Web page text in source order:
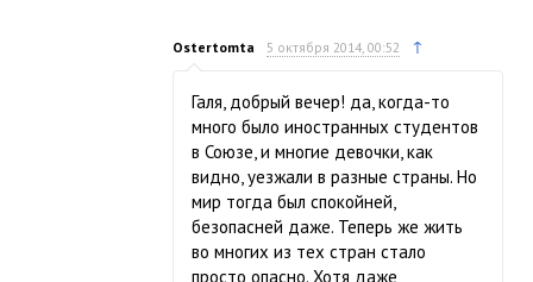
Ostertomta 5 октября 2014, 00:52 ↑
Галя, добрый вечер! да, когда-то
много было иностранных студентов
в Союзе, и многие девочки, как
видно, уезжали в разные страны. Но
мир тогда был спокойней,
безопасней даже. Теперь же жить
во многих из тех стран стало
просто опасно. Хотя даже